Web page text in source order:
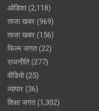
ओडिशा(2,118)
ताजा खबर (969)
ताजा खबर (156)
फिल्म जगत(22)
राजनीति(277)
वीडियो(25)
व्यापार (36)
शिक्षा जगत(1,302)